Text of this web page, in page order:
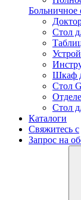
Больничное
Стол
Шкаф
Стол
Стол
Каталоги
Свяжитесь с
Запрос на